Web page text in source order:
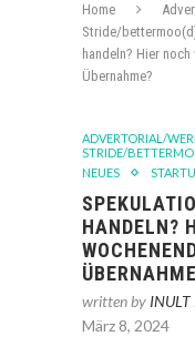
Home
Stride/
handeln? Hier
Übernahme?
ADVERTORIAL/
STRIDE/
NEUES
HANDELN?
written by INULT
März 8, 2024